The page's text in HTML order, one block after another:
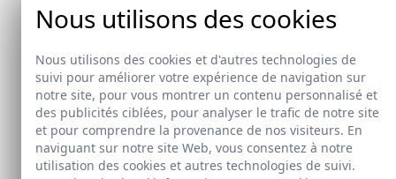
Nous utilisons des cookies
Nous utilisons des cookies et d'autres technologies de
suivi pour améliorer votre expérience de navigation sur
notre site, pour vous montrer un contenu personnalisé et
des publicités ciblées, pour analyser le trafic de notre site
et pour comprendre la provenance de nos visiteurs. En
naviguant sur notre site Web, vous consentez à notre
utilisation des cookies et autres technologies de suivi.